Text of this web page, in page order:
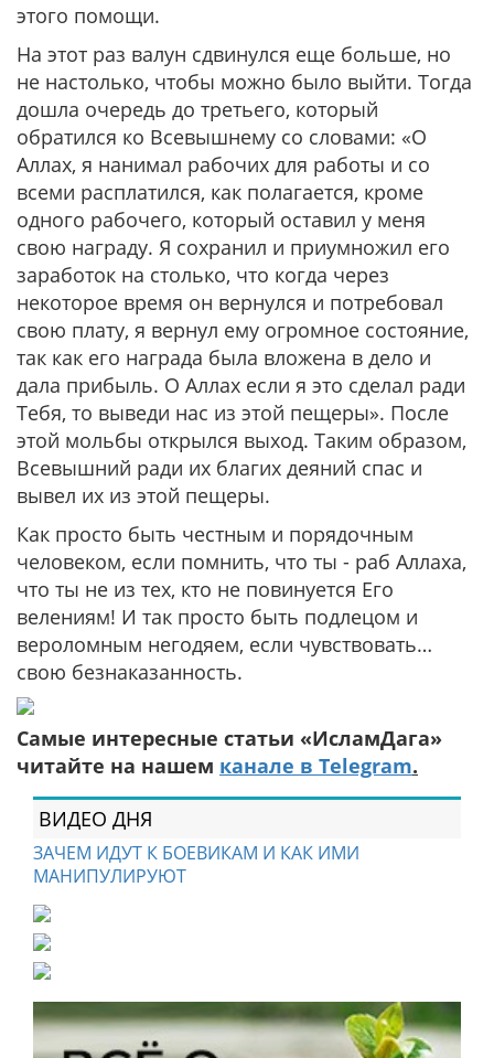
этого помощи.
На этот раз валун сдвинулся еще больше, но
не настолько, чтобы можно было выйти. Тогда
дошла очередь до третьего, который
обратился ко Всевышнему со словами: «О
Аллах, я нанимал рабочих для работы и со
всеми расплатился, как полагается, кроме
одного рабочего, который оставил у меня
свою награду. Я сохранил и приумножил его
заработок на столько, что когда через
некоторое время он вернулся и потребовал
свою плату, я вернул ему огромное состояние,
так как его награда была вложена в дело и
дала прибыль. О Аллах если я это сделал ради
Тебя, то выведи нас из этой пещеры». После
этой мольбы открылся выход. Таким образом,
Всевышний ради их благих деяний спас и
вывел их из этой пещеры.
Как просто быть честным и порядочным
человеком, если помнить, что ты - раб Аллаха,
что ты не из тех, кто не повинуется Его
велениям! И так просто быть подлецом и
вероломным негодяем, если чувствовать…
свою безнаказанность.
Самые интересные статьи «ИсламДага»
читайте на нашем канале в Telegram.
ВИДЕО ДНЯ
ЗАЧЕМ ИДУТ К БОЕВИКАМ И КАК ИМИ
МАНИПУЛИРУЮТ